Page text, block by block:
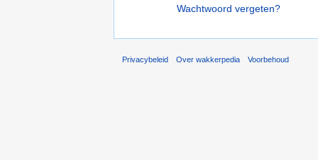
Wachtwoord vergeten?
Privacybeleid Over wakkerpedia Voorbehoud